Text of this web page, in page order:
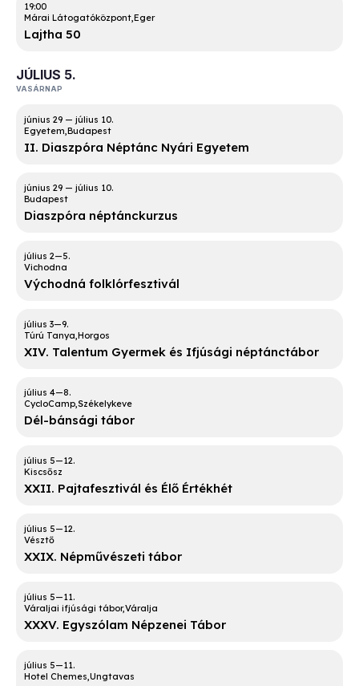
19:00
Márai Látogatóközpont Eger
Lajtha 50
JÚLIUS 5.
VASÁRNAP
Egyetem Budapest
II. Diaszpóra Néptánc Nyári Egyetem
Budapest
Diaszpóra néptánckurzus
Vichodna
Východná folklórfesztivál
Túrú Tanya Horgos
XIV. Talentum Gyermek és Ifjúsági néptánctábor
CycloCamp Székelykeve
Dél-bánsági tábor
Kiscsősz
XXII. Pajtafesztivál és Élő Értékhét
Vésztő
XXIX. Népművészeti tábor
Váraljai ifjúsági tábor Váralja
XXXV. Egyszólam Népzenei Tábor
Hotel Chemes Ungtavas